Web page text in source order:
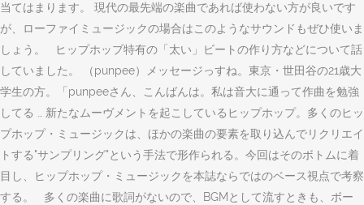
当てはまります。 現代の最先端の楽曲であれば使わない方が良いです
が、ローファイミュージックの場合はこのようなサウンドもぜひ使いま
しょう。 ヒップホップ特有の「太い」ビートの作り方などについて話
していました。 （punpee）メッセージっすね。東京・世田谷の21歳大
学生の方。「punpeeさん、こんばんは。私は音大に通って作曲を勉強
してる … 新たなムーヴメントを起こしているヒップホップ。多くのヒッ
プホップ・ミュージックは、ほかの楽曲の要素を取り込んでリクリエイ
トする"サンプリング"という手法で形作られる。今回はそのボトムに着
目し、ヒップホップ・ミュージックを本誌ならではのベース視点で考察
する。 多くの楽曲に歌詞がないので、BGMとして流すときも、ボー